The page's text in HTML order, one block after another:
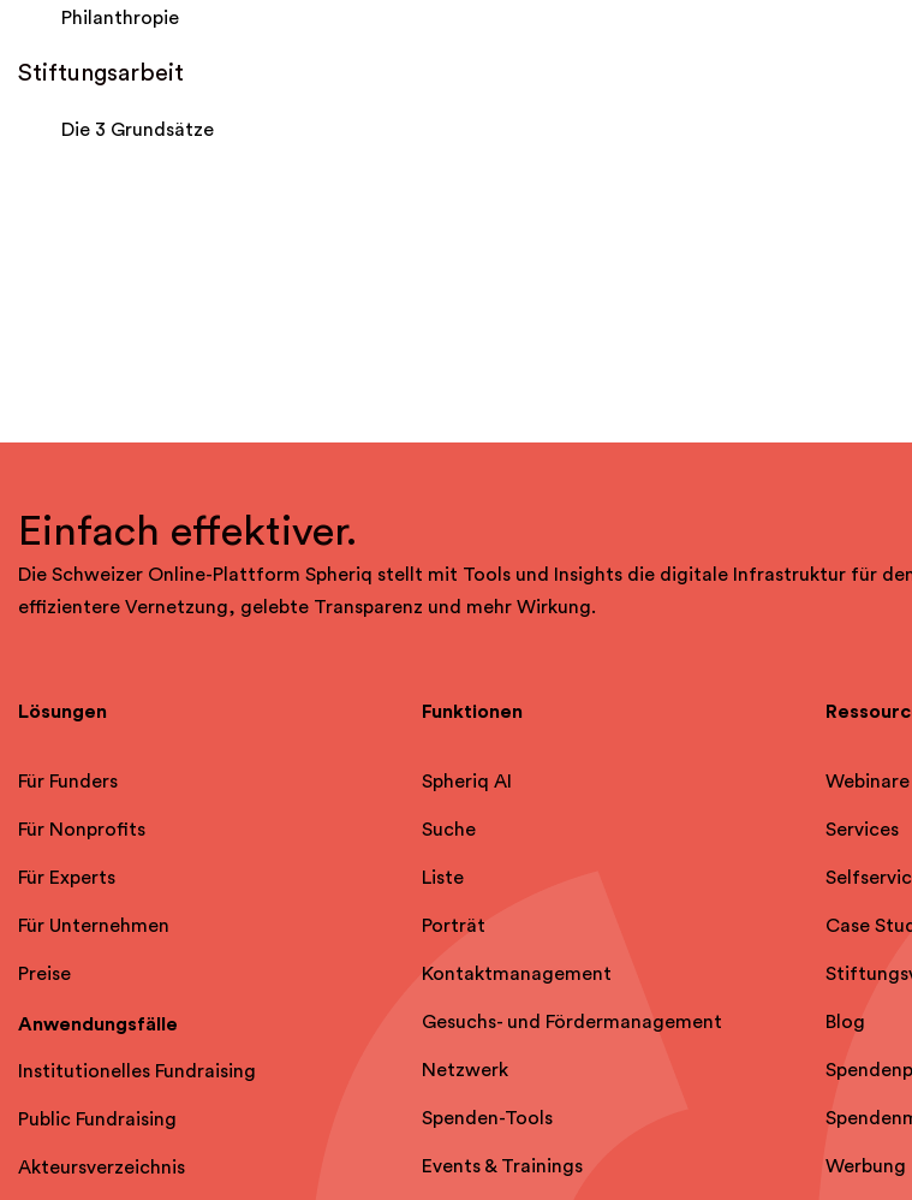
Philanthropie
Stiftungsarbeit
Die 3 Grundsätze
Einfach effektiver.
Die Schweizer Online-Plattform Spheriq stellt mit Tools und Insights die digitale Infrastruktur für
effizientere Vernetzung, gelebte Transparenz und mehr Wirkung.
Lösungen
Für Funders
Für Nonprofits
Für Experts
Für Unternehmen
Preise
Anwendungsfälle
Institutionelles Fundraising
Public Fundraising
Akteursverzeichnis
Funktionen
Spheriq AI
Suche
Liste
Porträt
Kontaktmanagement
Gesuchs- und Fördermanagement
Netzwerk
Spenden-Tools
Events & Trainings
Webinare
Services
Case
Blog
Werbung